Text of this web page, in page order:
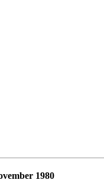
1980